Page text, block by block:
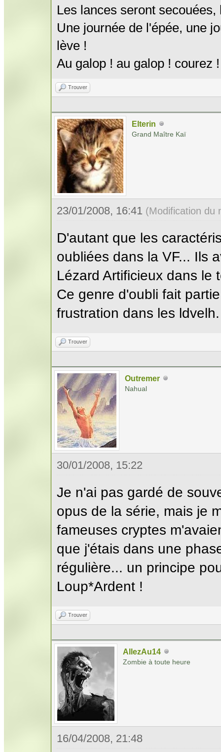
Les lances seront
Une journée de l'épée, une
lève !
Au galop ! au galop ! courez
Trouver
Elterin
Grand Maître Kaï
23/01/2008, 16:41 (Modification du
D'autant que les
oubliées dans la VF... Ils
Lézard Artificieux dans le
Ce genre d'oubli fait
frustration dans les ldvelh.
Trouver
Outremer
Nahual
30/01/2008, 15:22
Je n'ai pas gardé de
opus de la série, mais je
fameuses cryptes
que j'étais dans une
régulière... un principe
Loup*Ardent !
Trouver
AllezAu14
Zombie à toute heure
16/04/2008, 21:48